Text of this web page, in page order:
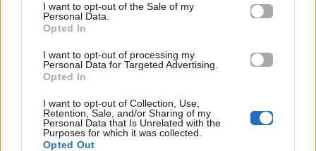
I want to opt-out of the Sale of my
Personal Data.
Opted In
I want to opt-out of processing my
Personal Data for Targeted Advertising.
Opted In
I want to opt-out of Collection, Use,
Retention, Sale, and/or Sharing of my
Personal Data that Is Unrelated with the
Purposes for which it was collected.
Opted Out
Food
Cacio e pepe: Η πιο γρήγορη συνταγή
ζυμαρικών στον κόσμο
25.01.2026